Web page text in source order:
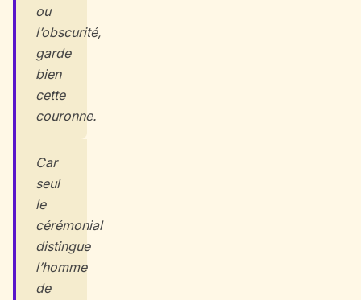
ou
l’obscurité,
garde
bien
cette
couronne.
Car
seul
le
cérémonial
distingue
l’homme
de